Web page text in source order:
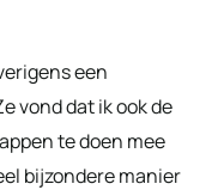
een
vond dat ik ook de
te doen mee
bijzondere manier